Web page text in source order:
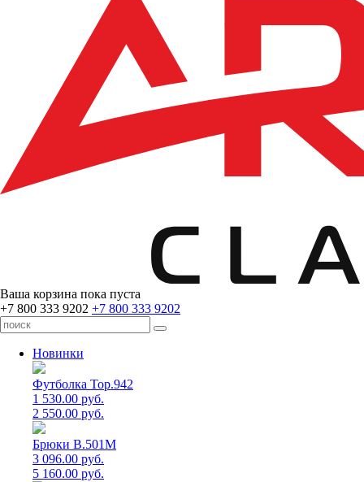
Ваша корзина пока пуста
+7 800 333 9202 +7 800 333 9202
Новинки
Футболка Top.942
1 530.00 руб.
2 550.00 руб.
Брюки B.501M
3 096.00 руб.
5 160.00 руб.